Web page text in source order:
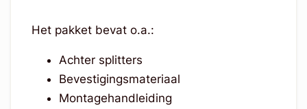
Het pakket bevat o.a.:
Achter splitters
Bevestigingsmateriaal
Montagehandleiding